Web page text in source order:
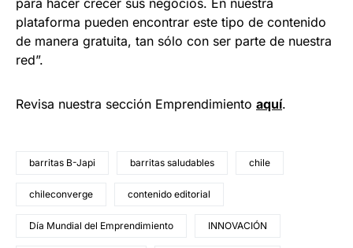
para hacer crecer sus negocios. En nuestra
plataforma pueden encontrar este tipo de contenido
de manera gratuita, tan sólo con ser parte de nuestra
red”.
Revisa nuestra sección Emprendimiento aquí.
barritas B-Japi barritas saludables chile
chileconverge contenido editorial
Día Mundial del Emprendimiento INNOVACIÓN